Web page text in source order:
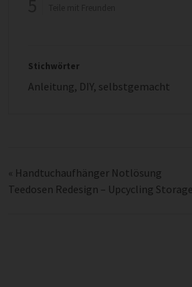
Stichwörter
Anleitung, DIY, selbstgemacht
« Handtuchaufhänger Notlösung
Teedosen Redesign – Upcycling